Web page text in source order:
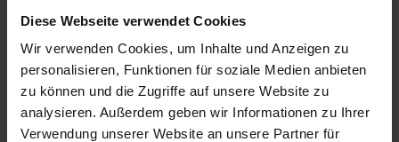
Diese Webseite verwendet Cookies
Wir verwenden Cookies, um Inhalte und Anzeigen zu
personalisieren, Funktionen für soziale Medien anbieten
zu können und die Zugriffe auf unsere Website zu
analysieren. Außerdem geben wir Informationen zu Ihrer
Verwendung unserer Website an unsere Partner für
Anknüpfend an die Frage der Beurteilung
standesrechtlicher Werbeverbote im
Gemeinschaftskartellrecht behandelt die Arbeit
sowohl die spezifische Frage der Einstufung
standesrechtlicher Regelungen in das